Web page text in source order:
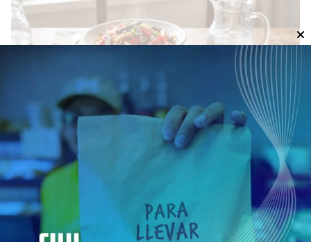
Receta de fideos picantes salteados
con carne, rápida y fácil
Cocina
07 de agosto de 2026
Esta preparación se adapta a los alimentos disponibles en